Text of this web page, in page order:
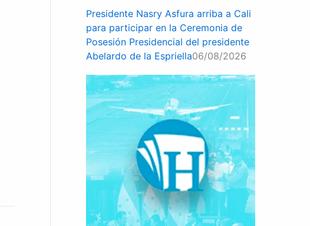
Presidente Nasry Asfura arriba a Cali
para participar en la Ceremonia de
Posesión Presidencial del presidente
Abelardo de la Espriella06/08/2026